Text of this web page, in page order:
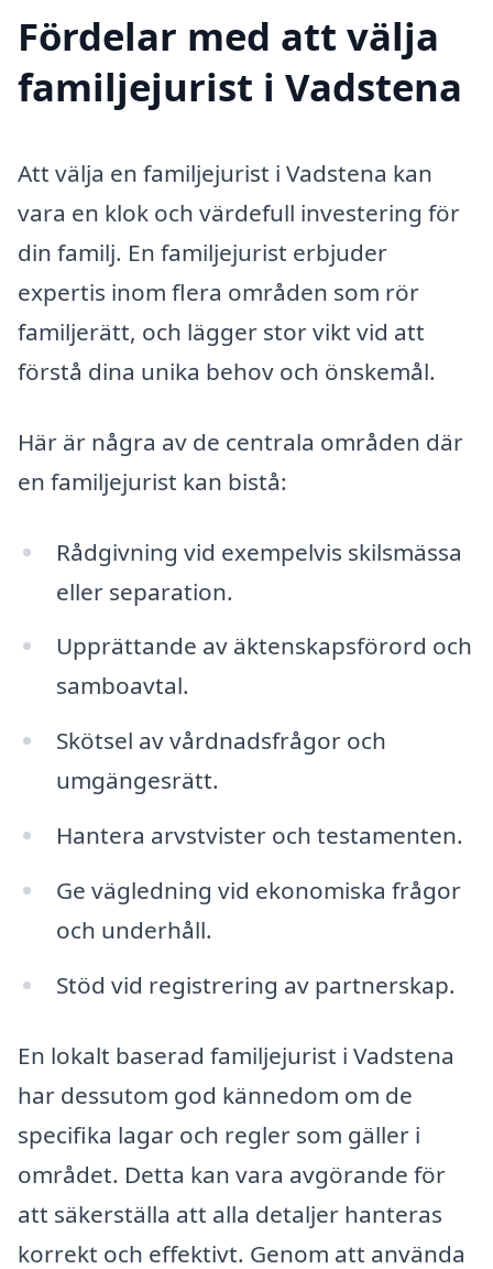
Fördelar med att välja
familjejurist i Vadstena
Att välja en familjejurist i Vadstena kan
vara en klok och värdefull investering för
din familj. En familjejurist erbjuder
expertis inom flera områden som rör
familjerätt, och lägger stor vikt vid att
förstå dina unika behov och önskemål.
Här är några av de centrala områden där
en familjejurist kan bistå:
Rådgivning vid exempelvis skilsmässa
eller separation.
Upprättande av äktenskapsförord och
samboavtal.
Skötsel av vårdnadsfrågor och
umgängesrätt.
Hantera arvstvister och testamenten.
Ge vägledning vid ekonomiska frågor
och underhåll.
Stöd vid registrering av partnerskap.
En lokalt baserad familjejurist i Vadstena
har dessutom god kännedom om de
specifika lagar och regler som gäller i
området. Detta kan vara avgörande för
att säkerställa att alla detaljer hanteras
korrekt och effektivt. Genom att använda